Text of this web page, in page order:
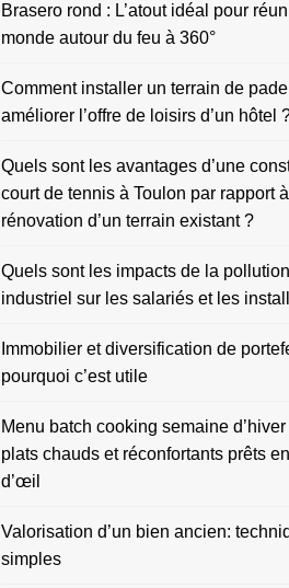
Brasero rond : L’atout idéal pour
monde autour du feu à 360°
Comment installer un terrain de
améliorer l’offre de loisirs d’un hôtel
Quels sont les avantages d’une
court de tennis à Toulon par rapport
rénovation d’un terrain existant ?
Quels sont les impacts de la
industriel sur les salariés et les
Immobilier et diversification de
pourquoi c’est utile
Menu batch cooking semaine
plats chauds et réconfortants prêts
d’œil
Valorisation d’un bien ancien:
simples